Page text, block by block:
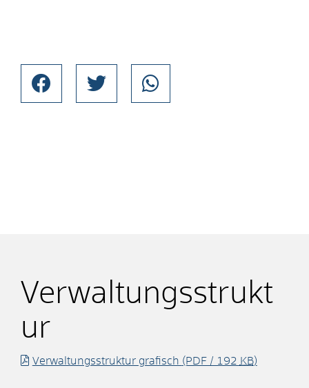
Verwaltungsstrukt
ur
Verwaltungsstruktur grafisch (PDF / 192 KB)